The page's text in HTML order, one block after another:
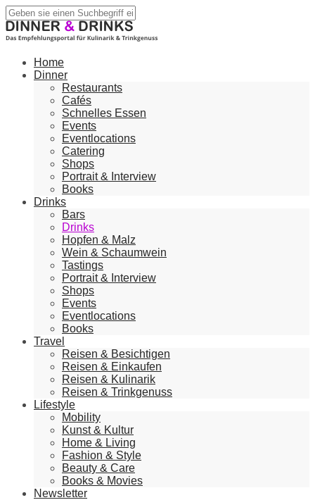
Home
Dinner
Restaurants
Cafés
Schnelles Essen
Events
Eventlocations
Catering
Shops
Portrait & Interview
Books
Drinks
Bars
Drinks
Hopfen & Malz
Wein & Schaumwein
Tastings
Portrait & Interview
Shops
Events
Eventlocations
Books
Travel
Reisen & Besichtigen
Reisen & Einkaufen
Reisen & Kulinarik
Reisen & Trinkgenuss
Lifestyle
Mobility
Kunst & Kultur
Home & Living
Fashion & Style
Beauty & Care
Books & Movies
Newsletter